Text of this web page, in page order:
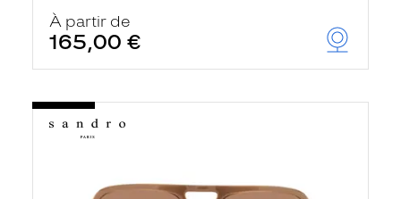
À partir de
165,00 €